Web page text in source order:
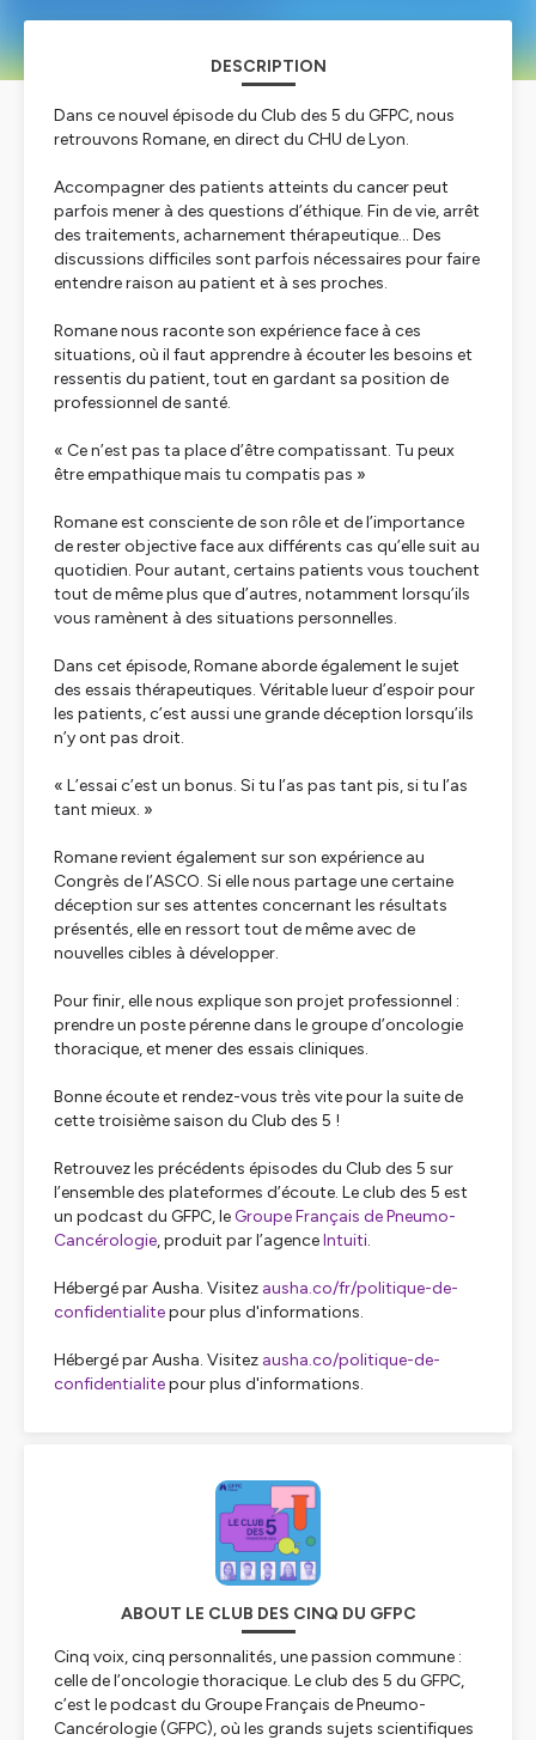
DESCRIPTION
Dans ce nouvel épisode du Club des 5 du GFPC, nous
retrouvons Romane, en direct du CHU de Lyon.
Accompagner des patients atteints du cancer peut
parfois mener à des questions d’éthique. Fin de vie, arrêt
des traitements, acharnement thérapeutique… Des
discussions difficiles sont parfois nécessaires pour faire
entendre raison au patient et à ses proches.
Romane nous raconte son expérience face à ces
situations, où il faut apprendre à écouter les besoins et
ressentis du patient, tout en gardant sa position de
professionnel de santé.
« Ce n’est pas ta place d’être compatissant. Tu peux
être empathique mais tu compatis pas »
Romane est consciente de son rôle et de l’importance
de rester objective face aux différents cas qu’elle suit au
quotidien. Pour autant, certains patients vous touchent
tout de même plus que d’autres, notamment lorsqu’ils
vous ramènent à des situations personnelles.
Dans cet épisode, Romane aborde également le sujet
des essais thérapeutiques. Véritable lueur d’espoir pour
les patients, c’est aussi une grande déception lorsqu’ils
n’y ont pas droit.
« L’essai c’est un bonus. Si tu l’as pas tant pis, si tu l’as
tant mieux. »
Romane revient également sur son expérience au
Congrès de l’ASCO. Si elle nous partage une certaine
déception sur ses attentes concernant les résultats
présentés, elle en ressort tout de même avec de
nouvelles cibles à développer.
Pour finir, elle nous explique son projet professionnel :
prendre un poste pérenne dans le groupe d’oncologie
thoracique, et mener des essais cliniques.
Bonne écoute et rendez-vous très vite pour la suite de
cette troisième saison du Club des 5 !
Retrouvez les précédents épisodes du Club des 5 sur
l’ensemble des plateformes d’écoute. Le club des 5 est
un podcast du GFPC, le Groupe Français de Pneumo-
Cancérologie, produit par l’agenceIntuiti.
Hébergé par Ausha. Visitez ausha.co/fr/politique-de-
confidentialitepour plus d'informations.
Hébergé par Ausha. Visitez ausha.co/politique-de-
confidentialitepour plus d'informations.
ABOUT LE CLUB DES CINQ DU GFPC
Cinq voix, cinq personnalités, une passion commune :
celle de l’oncologie thoracique. Le club des 5 du GFPC,
c’est le podcast du Groupe Français de Pneumo-
Cancérologie (GFPC), où les grands sujets scientifiques